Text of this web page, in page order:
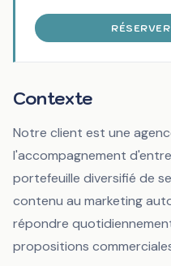
Contexte
Notre client est une
l'accompagnement
portefeuille diversifié de
contenu au marketing
répondre
propositions